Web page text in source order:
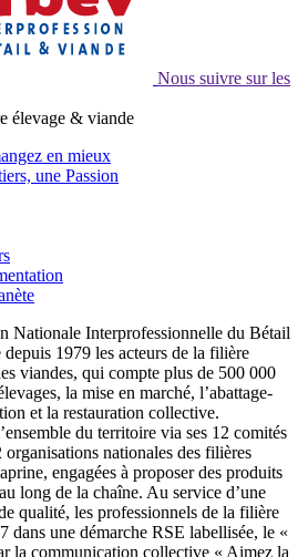
Nous suivre sur les
élevage & viande
en mieux
une Passion
Nationale Interprofessionnelle du Bétail
depuis 1979 les acteurs de la filière
viandes, qui compte plus de 500 000
la mise en marché, l’abattage-
et la restauration collective.
du territoire via ses 12 comités
nationales des filières
engagées à proposer des produits
long de la chaîne. Au service d’une
qualité, les professionnels de la filière
dans une démarche RSE labellisée, le «
la communication collective « Aimez la